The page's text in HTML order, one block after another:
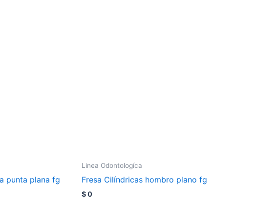
punta plana fg
Linea Odontologíca
Fresa Cilíndricas hombro plano fg
$0